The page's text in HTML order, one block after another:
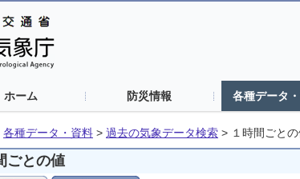
ホーム 防災情報 各種データ
各種データ・資料 > 過去の気象データ検索 > １時間ごとの
ごとの値